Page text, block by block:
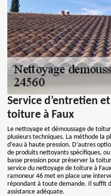
Service d’entretien
toiture à Faux
Le nettoyage et démoussage de
plusieurs techniques. La méthode la
d’eau à haute pression. D’autres
de produits nettoyants spécifiques,
basse pression pour préserver la
service du nettoyage de toiture à
ramoneur 46 met en place une
répondant à toute demande. Il suffit
assistance adéquate.